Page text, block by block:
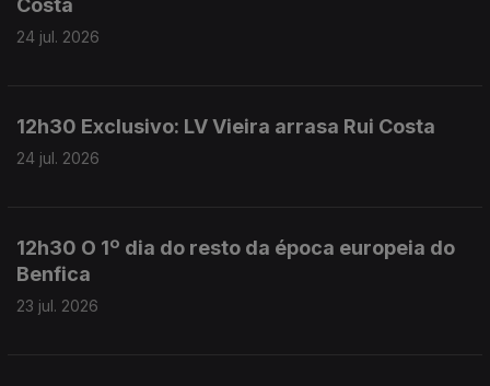
Costa
24 jul. 2026
12h30 Exclusivo: LV Vieira arrasa Rui Costa
24 jul. 2026
12h30 O 1º dia do resto da época europeia do
Benfica
23 jul. 2026